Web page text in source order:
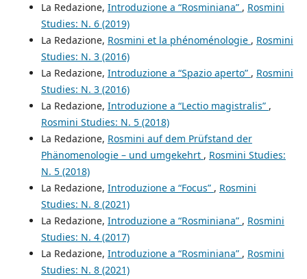
La Redazione, Introduzione a “Rosminiana” , Rosmini
Studies: N. 6 (2019)
La Redazione, Rosmini et la phénoménologie , Rosmini
Studies: N. 3 (2016)
La Redazione, Introduzione a “Spazio aperto” , Rosmini
Studies: N. 3 (2016)
La Redazione, Introduzione a “Lectio magistralis” ,
Rosmini Studies: N. 5 (2018)
La Redazione, Rosmini auf dem Prüfstand der
Phänomenologie – und umgekehrt , Rosmini Studies:
N. 5 (2018)
La Redazione, Introduzione a “Focus” , Rosmini
Studies: N. 8 (2021)
La Redazione, Introduzione a “Rosminiana” , Rosmini
Studies: N. 4 (2017)
La Redazione, Introduzione a “Rosminiana” , Rosmini
Studies: N. 8 (2021)